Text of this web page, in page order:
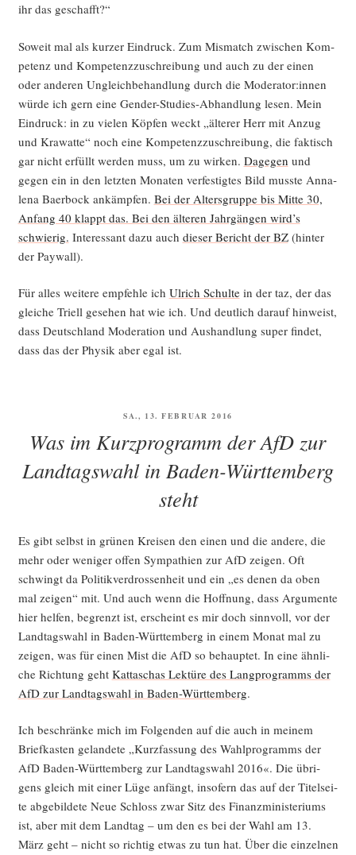
ihr das geschafft?“
Soweit mal als kur­zer Ein­druck. Zum Mis­match zwi­schen Kom­
pe­tenz und Kom­pe­tenz­zu­schrei­bung und auch zu der einen
oder ande­ren Ungleich­be­hand­lung durch die Moderator:innen
wür­de ich gern eine Gen­der-Stu­dies-Abhand­lung lesen. Mein
Ein­druck: in zu vie­len Köp­fen weckt „älte­rer Herr mit Anzug
und Kra­wat­te“ noch eine Kom­pe­tenz­zu­schrei­bung, die fak­tisch
gar nicht erfüllt wer­den muss, um zu wir­ken. Dage­gen und
gegen ein in den letz­ten Mona­ten ver­fes­tig­tes Bild muss­te Anna­
le­na Baer­bock ankämp­fen. Bei der Alters­grup­pe bis Mit­te 30,
Anfang 40 klappt das. Bei den älte­ren Jahr­gän­gen wird’s
schwie­rig. Inter­es­sant dazu auch die­ser Bericht der BZ(hin­ter
der Paywall).
Für alles wei­te­re emp­feh­le ich Ulrich Schul­tein der taz, der das
glei­che Tri­ell gese­hen hat wie ich. Und deut­lich dar­auf hin­weist,
dass Deutsch­land Mode­ra­ti­on und Aus­hand­lung super fin­det,
dass das der Phy­sik aber egal ist.
VERÖFFENTLICHT
SA., 13. FEBRUAR 2016
Was im Kurzprogramm der AfD zur
Landtagswahl in Baden-Württemberg
steht
Es gibt selbst in grü­nen Krei­sen den einen und die ande­re, die
mehr oder weni­ger offen Sym­pa­thien zur AfD zei­gen. Oft
schwingt da Poli­tik­ver­dros­sen­heit und ein „es denen da oben
mal zei­gen“ mit. Und auch wenn die Hoff­nung, dass Argu­men­te
hier hel­fen, begrenzt ist, erscheint es mir doch sinn­voll, vor der
Land­tags­wahl in Baden-Würt­tem­berg in einem Monat mal zu
zei­gen, was für einen Mist die AfD so behaup­tet. In eine ähn­li­
che Rich­tung geht Kat­ta­schas Lek­tü­re des Lang­pro­gramms der
AfD zur Land­tags­wahl in Baden-Würt­tem­berg.
Ich beschrän­ke mich im Fol­gen­den auf die auch in mei­nem
Brief­kas­ten gelan­de­te „Kurz­fas­sung des Wahl­pro­gramms der
AfD Baden-Würt­tem­berg zur Land­tags­wahl 2016«. Die übri­
gens gleich mit einer Lüge anfängt, inso­fern das auf der Titel­sei­
te abge­bil­de­te Neue Schloss zwar Sitz des Finanz­mi­nis­te­ri­ums
ist, aber mit dem Land­tag – um den es bei der Wahl am 13.
März geht – nicht so rich­tig etwas zu tun hat. Über die ein­zel­nen